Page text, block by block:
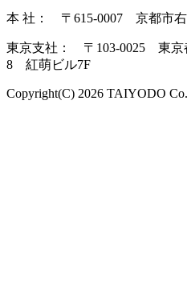
本 社： 〒615-0007 京都市右
東京支社： 〒103-0025 東京
8 紅萌ビル7F
Copyright(C) 2026 TAIYODO